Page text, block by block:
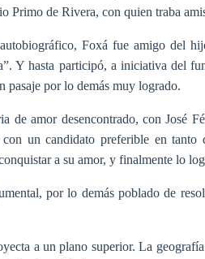
Primo de Rivera, con quien traba
Foxá fue amigo del
Y hasta participó, a iniciativa del
pasaje por lo demás muy logrado.
de amor desencontrado, con José
un candidato preferible en tanto
a su amor, y finalmente lo
por lo demás poblado de
a un plano superior. La